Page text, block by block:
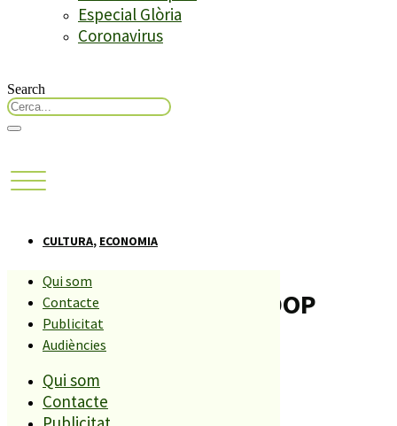
Especial Glòria
Coronavirus
Search
Qui som
Contacte
Publicitat
Audiències
Qui som
Contacte
CULTURA, ECONOMIA
Reunió per ampliar la DOP
Mongeta del Ganxet
Compartiu aquesta història